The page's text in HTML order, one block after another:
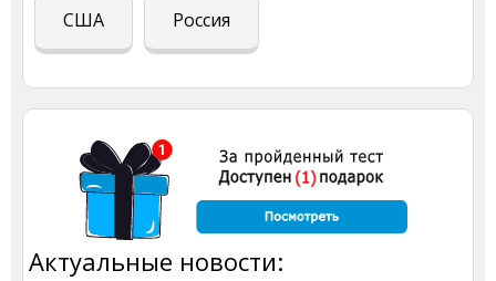
США Россия
Актуальные новости: